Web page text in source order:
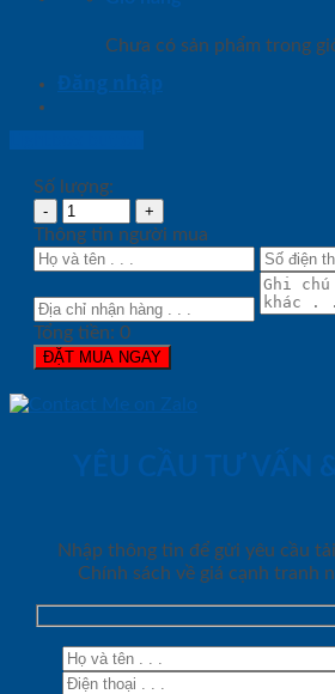
Chưa có sản phẩm trong
Đăng nhập
Số lượng:
Thông tin người mua
Tổng tiền: 0
ĐẶT MUA NGAY
YÊU CẦU TƯ VẤN
Nhập thông tin để gửi yêu cầu
Chính sách về giá cạnh tranh